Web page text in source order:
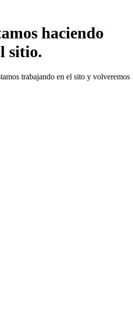
haciendo
sitio.
trabajando en el sito y volveremos